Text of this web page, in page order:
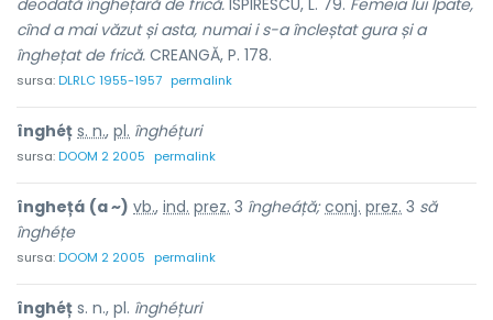
deodată înghețară de frică. ISPIRESCU, L. 79. Femeia lui Ipate,
cînd a mai văzut și asta, numai i s-a încleștat gura și a
înghețat de frică. CREANGĂ, P. 178.
sursa:DLRLC 1955-1957 permalink
înghéț s. n., pl. înghéțuri
sursa:DOOM 2 2005 permalink
înghețá (a ~) vb., ind. prez. 3 îngheáță; conj. prez. 3 să
înghéțe
sursa:DOOM 2 2005 permalink
înghéț s. n., pl. înghéțuri